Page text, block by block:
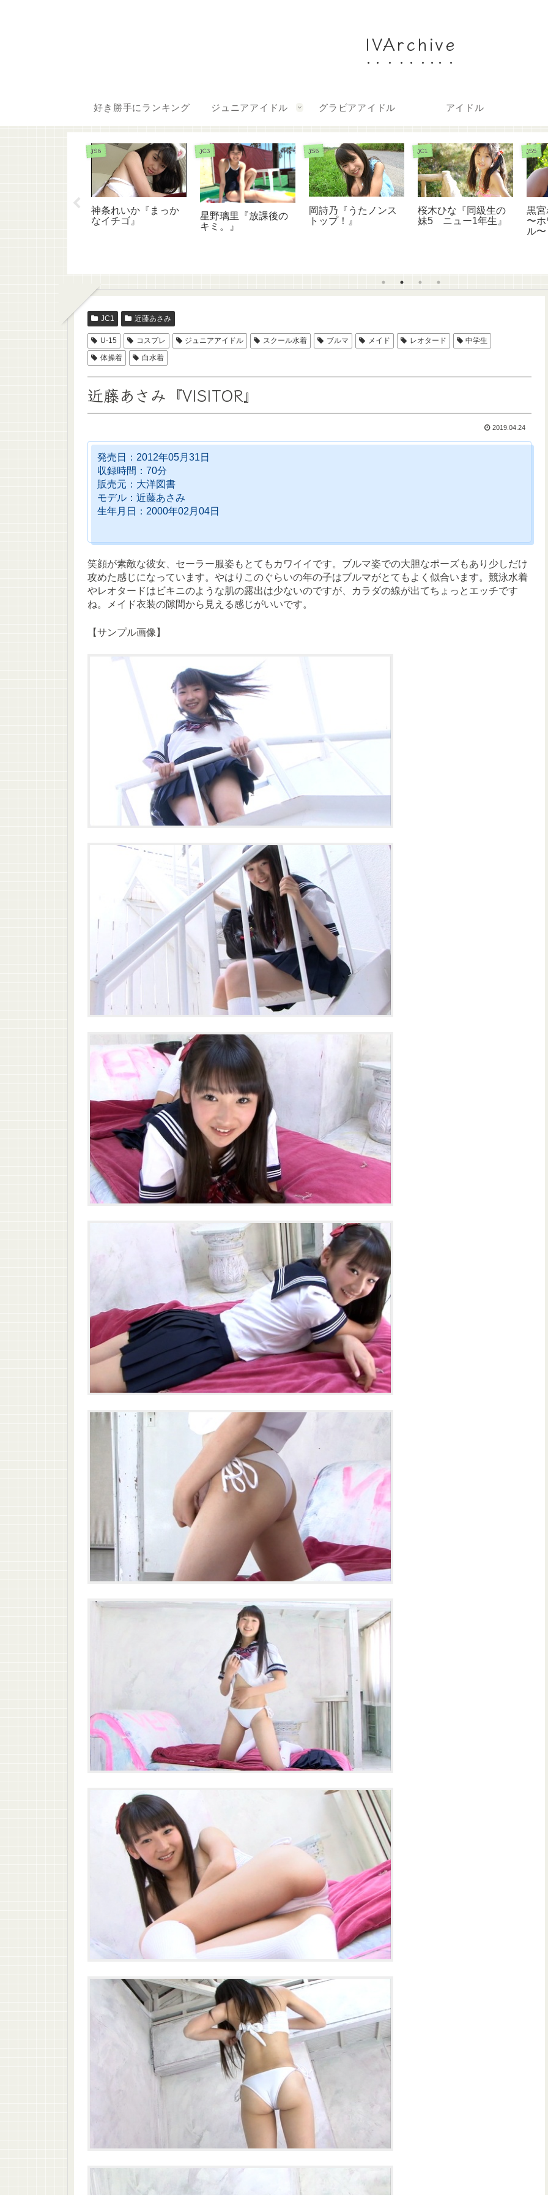
IVArchive
好き勝手にランキング ジュニアアイドル グラビアアイドル アイドル
JS6
神条れいか『まっか
なイチゴ』
JC3
星野璃里『放課後の
キミ。』
JS6
岡詩乃『うたノンス
トップ！』
JC1
桜木ひな『同級生の
妹5 ニュー1年生』
JS5
黒
〜
ル
JC1 近藤あさみ
U-15 コスプレ ジュニアアイドル スクール水着 ブルマ メイド レオタード
中学生
体操着
白水着
近藤あさみ『VISITOR』
2019.04.24
発売日：2012年05月31日
収録時間：70分
販売元：大洋図書
モデル：近藤あさみ
生年月日：2000年02月04日
笑顔が素敵な彼女、セーラー服姿もとてもカワイイです。ブルマ姿での大胆なポーズもあり少しだけ
攻めた感じになっています。やはりこのぐらいの年の子はブルマがとてもよく似合います。競泳水着
やレオタードはビキニのような肌の露出は少ないのですが、カラダの線が出てちょっとエッチです
ね。メイド衣装の隙間から見える感じがいいです。
【サンプル画像】